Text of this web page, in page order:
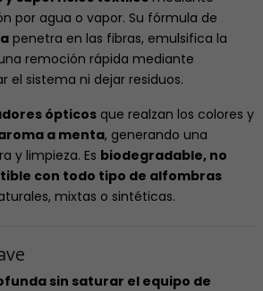
por agua o vapor. Su fórmula de
penetra en las fibras, emulsifica la
remoción rápida mediante
el sistema ni dejar residuos.
ópticosque realzan los colores y
a menta, generando una
y limpieza. Es biodegradable, no
con todo tipo de alfombras
mixtas o sintéticas.
sin saturar el equipo de